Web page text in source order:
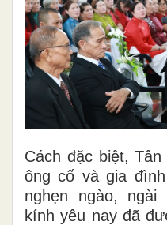
Cách đặc biệt,
ông cố và gia
nghẹn ngào,
kính yêu nay đã